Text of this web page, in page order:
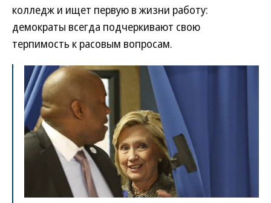
колледж и ищет первую в жизни работу:
демократы всегда подчеркивают свою
терпимость к расовым вопросам.